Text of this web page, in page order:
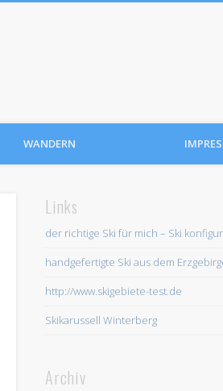
WANDERN
Links
der richtige Ski für mich – Ski
handgefertigte Ski aus dem
http://www.skigebiete-test.de
Skikarussell Winterberg
Archiv